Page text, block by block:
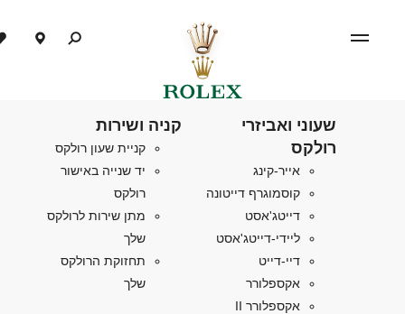
שעוני ואביזרי
רולקס
אייר-קינג
קוסמוגרף דייטונה
דייטג'אסט
ליידי-דייטג'אסט
דיי-דייט
אקספלורר
אקספלורר II
קניה ושירות
קניית שעון רולקס
יד שנייה באישור
רולקס
מתן שירות לרולקס
שלך
תחזוקת הרולקס
שלך